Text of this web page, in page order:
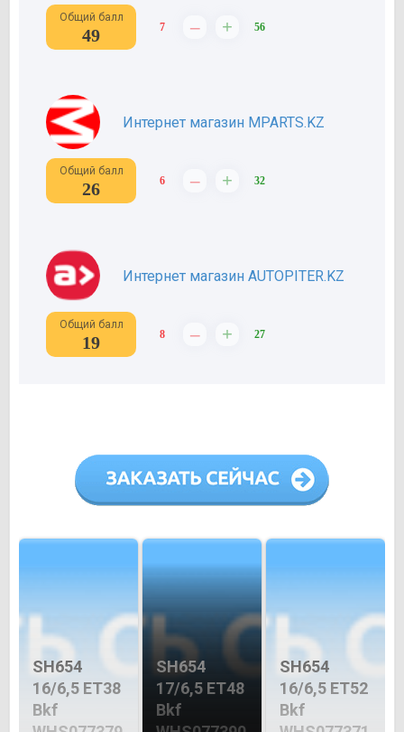
Общий балл
49 7 – + 56
Интернет магазин MPARTS.KZ
Общий балл
26 6 – + 32
Интернет магазин AUTOPITER.KZ
Общий балл
19 8 – + 27
SH654
16/6,5 ET38
Bkf
SH654
17/6,5 ET48
Bkf
SH654
16/6,5 ET52
Bkf